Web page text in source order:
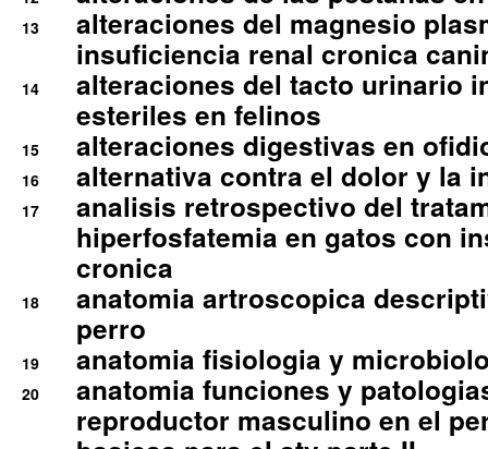
13
alteraciones del magnesio
insuficiencia renal cronica
14
alteraciones del tacto urinario
esteriles en felinos
15 alteraciones digestivas en
16 alternativa contra el dolor y la
17
analisis retrospectivo del
hiperfosfatemia en gatos con
cronica
18
anatomia artroscopica
perro
19 anatomia fisiologia y
20
anatomia funciones y
reproductor masculino en el